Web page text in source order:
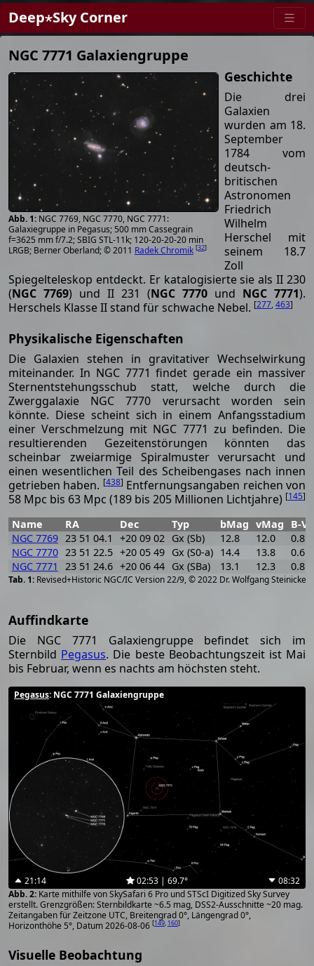
Deep⋆Sky Corner
NGC 7771 Galaxiengruppe
NGC 7769, NGC 7770, NGC 7771:
Galaxiegruppe in Pegasus; 500 mm Cassegrain
f=3625 mm f/7.2; SBIG STL-11k; 120-20-20-20 min
LRGB; Berner Oberland; © 2011 Radek Chromik [32]
Geschichte
Die drei
Galaxien
wurden am 18.
September
1784 vom
deutsch-
britischen
Astronomen
Friedrich
Wilhelm
Herschel mit
seinem 18.7
Zoll
Spiegelteleskop entdeckt. Er katalogisierte sie als II 230
(NGC 7769) und II 231 (NGC 7770 und NGC 7771).
Herschels Klasse II stand für schwache Nebel. [277,463]
Physikalische Eigenschaften
Die Galaxien stehen in gravitativer Wechselwirkung
miteinander. In NGC 7771 findet gerade ein massiver
Sternentstehungsschub statt, welche durch die
Zwerggalaxie NGC 7770 verursacht worden sein
könnte. Diese scheint sich in einem Anfangsstadium
einer Verschmelzung mit NGC 7771 zu befinden. Die
resultierenden Gezeitenstörungen könnten das
scheinbar zweiarmige Spiralmuster verursacht und
einen wesentlichen Teil des Scheibengases nach innen
getrieben haben. [438] Entfernungsangaben reichen von
58 Mpc bis 63 Mpc (189 bis 205 Millionen Lichtjahre) [145]
Revised+Historic NGC/IC Version 22/9, © 2022 Dr. Wolfgang Steinicke
Name RA Dec Typ bMag vMag
B-V
NGC 7769 23 51 04.1 +20 09 02 Gx (Sb) 12.8 12.0
0.8
NGC 7770 23 51 22.5 +20 05 49 Gx (S0-a) 14.4 13.8
0.6
NGC 7771
23 51 24.6 +20 06 44 Gx (SBa) 13.1 12.3 0.8
Auffindkarte
Die NGC 7771 Galaxiengruppe befindet sich im
Sternbild Pegasus. Die beste Beobachtungszeit ist Mai
bis Februar, wenn es nachts am höchsten steht.
Pegasus: NGC 7771 Galaxiengruppe
21:14 02:53 | 69.7°
08:32
Karte mithilfe von SkySafari 6 Pro und STScI Digitized Sky Survey
erstellt. Grenzgrößen: Sternbildkarte ~6.5 mag, DSS2-Ausschnitte ~20 mag.
Zeitangaben für Zeitzone UTC, Breitengrad 0°, Längengrad 0°,
Horizonthöhe 5°, Datum 2026-08-06 [149, 160]
Visuelle Beobachtung